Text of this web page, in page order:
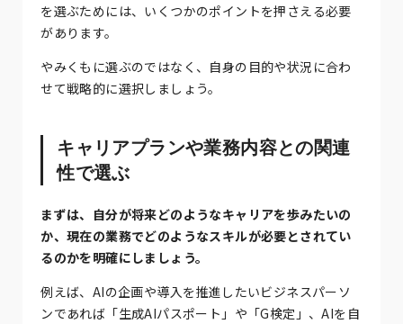
を選ぶためには、いくつかのポイントを押さえる必要
があります。
やみくもに選ぶのではなく、自身の目的や状況に合わ
せて戦略的に選択しましょう。
キャリアプランや業務内容との関連
性で選ぶ
まずは、自分が将来どのようなキャリアを歩みたいの
か、現在の業務でどのようなスキルが必要とされてい
るのかを明確にしましょう。
例えば、AIの企画や導入を推進したいビジネスパーソ
ンであれば「生成AIパスポート」や「G検定」、AIを自